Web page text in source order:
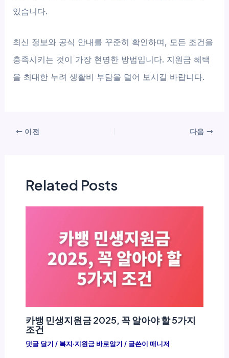
있습니다.
최신 정보와 공식 안내를 꾸준히 확인하며, 모든 조건을
충족시키는 것이 가장 현명한 방법입니다. 지원금 혜택
을 최대한 누려 생활비 부담을 덜어 보시길 바랍니다.
이전 다음
Related Posts
카뱅 민생지원금 2025, 꼭 알아야 할 5가지
조건
댓글 달기 / 복지·지원금 바로알기 / 글쓴이 매니저